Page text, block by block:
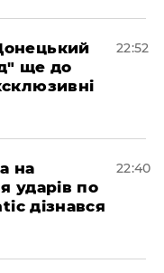
ще до
22:52
на
ударів по
дізнався
22:40